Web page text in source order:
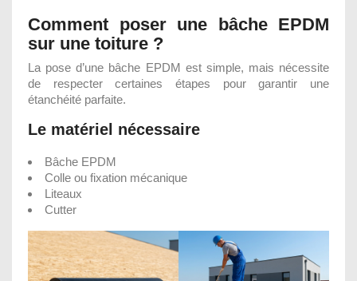
Comment poser une bâche EPDM
sur une toiture ?
La pose d’une bâche EPDM est simple, mais nécessite
de respecter certaines étapes pour garantir une
étanchéité parfaite.
Le matériel nécessaire
Bâche EPDM
Colle ou fixation mécanique
Liteaux
Cutter